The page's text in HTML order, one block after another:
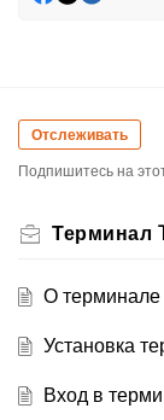
Отслеживать
Подпишитесь на
Терминал
О терминале
Установка
Вход в